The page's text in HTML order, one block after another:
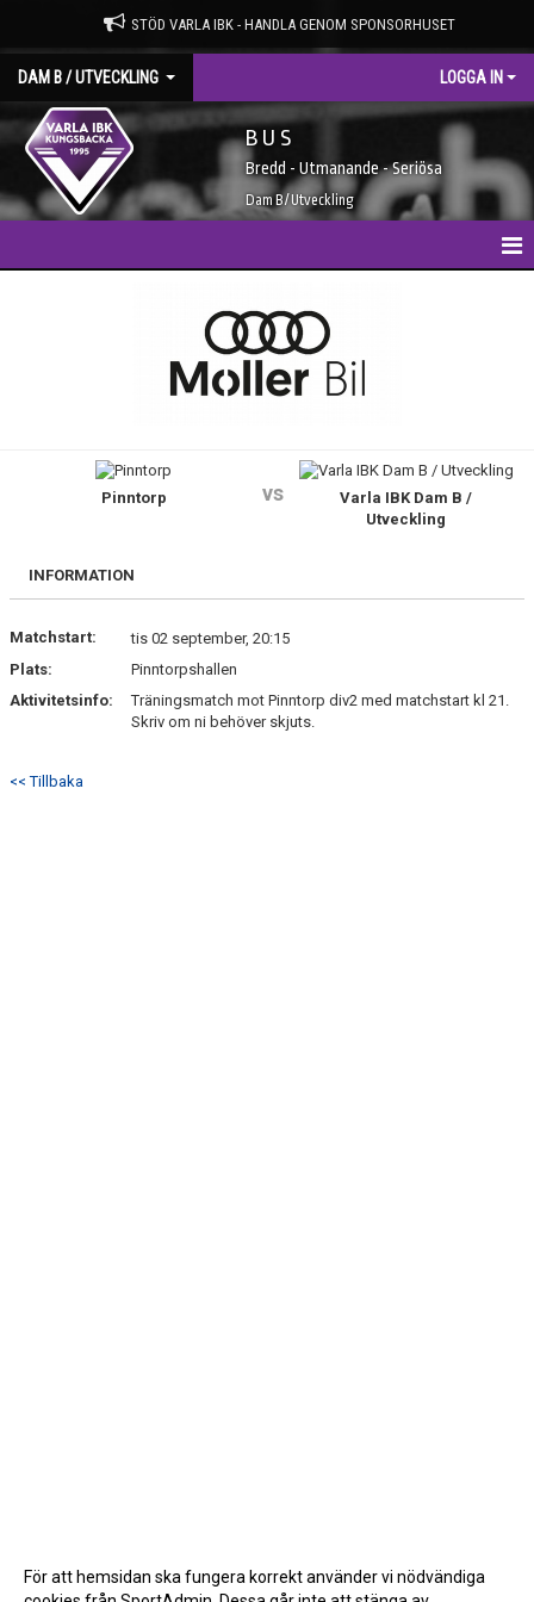
STÖD VARLA IBK - HANDLA GENOM SPONSORHUSET
DAM B / UTVECKLING LOGGA IN
B U S
Bredd - Utmanande - Seriösa
Dam B / Utveckling
Pinntorp vs
Varla IBK Dam B /
Utveckling
INFORMATION
Matchstart:
tis 02 september, 20:15
Plats:
Pinntorpshallen
Aktivitetsinfo:
Träningsmatch mot Pinntorp div2 med matchstart kl 21.
Skriv om ni behöver skjuts.
<< Tillbaka
För att hemsidan ska fungera korrekt använder vi nödvändiga